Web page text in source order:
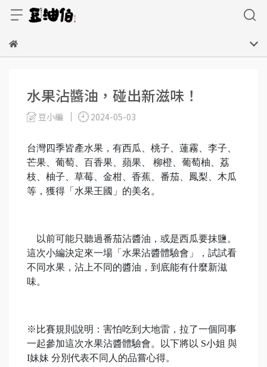
水果沾醬油，碰出新滋味！
豆小編 2024-05-03
台灣四季皆產水果，有西瓜、桃子、蓮霧、李子、
芒果、葡萄、百香果、蘋果、 柳橙、葡萄柚、荔
枝、柚子、草莓、金柑、香蕉、番茄、鳳梨、木瓜
等，獲得「水果王國」的美名。
以前可能只聽過番茄沾醬油，或是西瓜要抹鹽。
這次小編決定來一場「水果沾醬體驗會」，試試看
不同水果，沾上不同的醬油，到底能有什麼新滋
味。
※比賽規則說明：害怕吃到大地雷，拉了一個同事
一起參加這次水果沾醬體驗會。以下將以 S小姐 與
I妹妹 分別代表不同人的品嘗心得。